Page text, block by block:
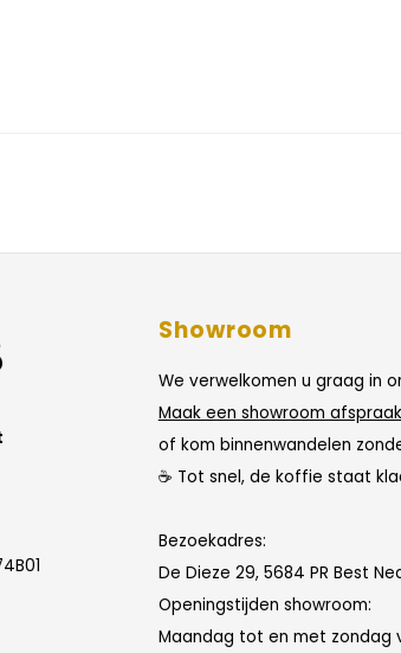
Showroom
We verwelkomen u graag in
Maak een showroom afspraak
of kom binnenwandelen
☕ Tot snel, de koffie staat
Bezoekadres:
De Dieze 29, 5684 PR Best
Openingstijden showroom:
Maandag tot en met zondag